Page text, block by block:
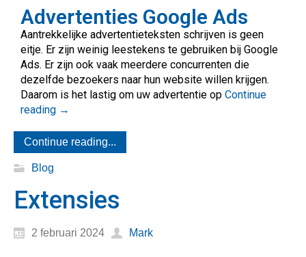
Advertenties Google Ads
Aantrekkelijke advertentieteksten schrijven is geen
eitje. Er zijn weinig leestekens te gebruiken bij Google
Ads. Er zijn ook vaak meerdere concurrenten die
dezelfde bezoekers naar hun website willen krijgen.
Daarom is het lastig om uw advertentie op Continue
reading →
Continue reading...
Blog
Extensies
2 februari 2024 Mark